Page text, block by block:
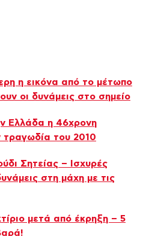
η εικόνα από το μέτωπο
οι δυνάμεις στο σημείο
Ελλάδα η 46χρονη
τραγωδία του 2010
Σητείας – Ισχυρές
στη μάχη με τις
μετά από έκρηξη – 5